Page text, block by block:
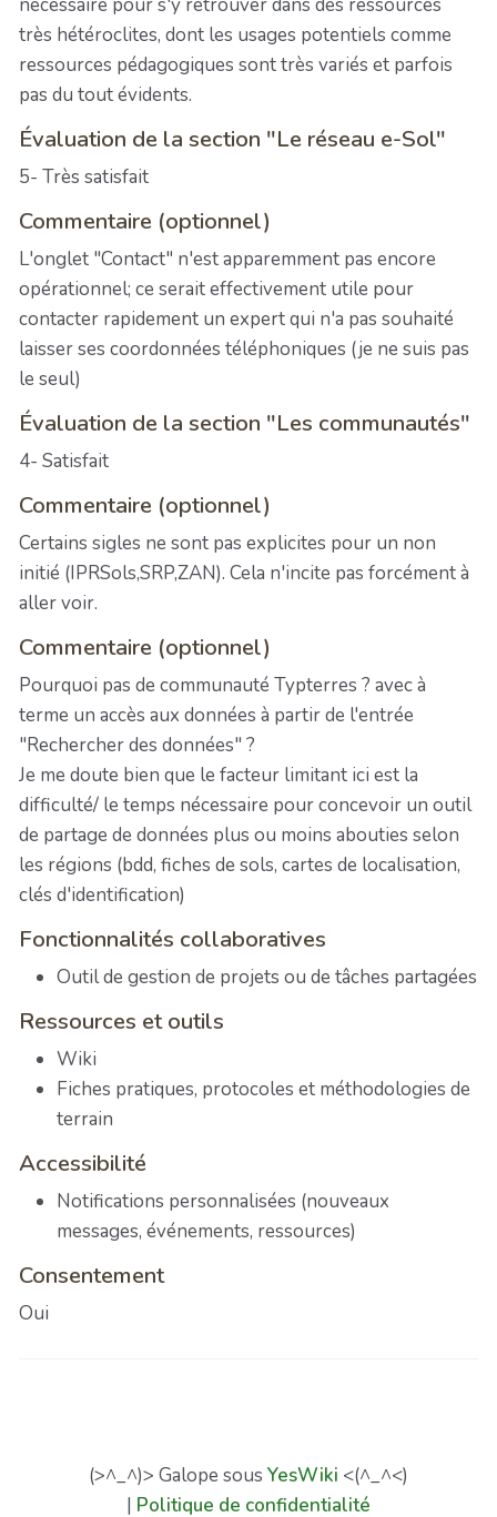
très hétéroclites, dont les usages potentiels comme
ressources pédagogiques sont très variés et parfois
pas du tout évidents.
Évaluation de la section "Le réseau e-Sol"
5- Très satisfait
Commentaire (optionnel)
L'onglet "Contact" n'est apparemment pas encore
opérationnel; ce serait effectivement utile pour
contacter rapidement un expert qui n'a pas souhaité
laisser ses coordonnées téléphoniques (je ne suis pas
le seul)
Évaluation de la section "Les communautés"
4- Satisfait
Commentaire (optionnel)
Certains sigles ne sont pas explicites pour un non
initié (IPRSols,SRP,ZAN). Cela n'incite pas forcément à
aller voir.
Commentaire (optionnel)
Pourquoi pas de communauté Typterres ? avec à
terme un accès aux données à partir de l'entrée
"Rechercher des données" ?
Je me doute bien que le facteur limitant ici est la
difficulté/ le temps nécessaire pour concevoir un outil
de partage de données plus ou moins abouties selon
les régions (bdd, fiches de sols, cartes de localisation,
clés d'identification)
Fonctionnalités collaboratives
Outil de gestion de projets ou de tâches partagées
Ressources et outils
Wiki
Fiches pratiques, protocoles et méthodologies de
terrain
Accessibilité
Notifications personnalisées (nouveaux
messages, événements, ressources)
Consentement
Oui
(>^_^)> Galope sous YesWiki <(^_^<)
| Politique de confidentialité